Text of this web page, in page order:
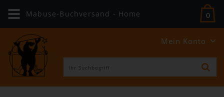
Mein Konto
0
Mabuse-Buchversand - Home